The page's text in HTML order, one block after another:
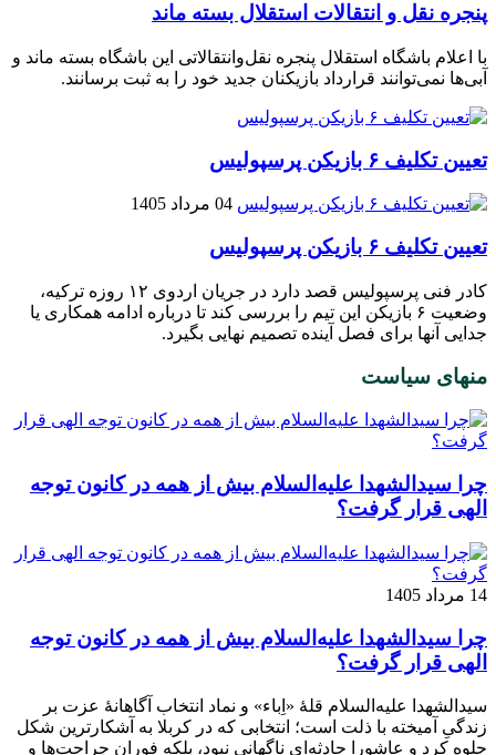
پنجره‌ نقل و انتقالات استقلال بسته ماند
با اعلام باشگاه استقلال پنجره نقل‌وانتقالاتی این باشگاه بسته ماند و
آبی‌ها نمی‌توانند قرارداد بازیکنان جدید خود را به ثبت برسانند.
تعیین تکلیف ۶ بازیکن پرسپولیس
04 مرداد 1405
تعیین تکلیف ۶ بازیکن پرسپولیس
کادر فنی پرسپولیس قصد دارد در جریان اردوی ۱۲ روزه ترکیه،
وضعیت ۶‌ بازیکن این تیم را بررسی کند تا درباره ادامه همکاری یا
جدایی آنها برای فصل آینده تصمیم نهایی بگیرد.
منهای سیاست
چرا سیدالشهدا علیه‌السلام بیش از همه در کانون توجه
الهی قرار گرفت؟
14 مرداد 1405
چرا سیدالشهدا علیه‌السلام بیش از همه در کانون توجه
الهی قرار گرفت؟
سیدالشهدا علیه‌السلام قلهٔ «اِباء» و نماد انتخاب آگاهانهٔ عزت بر
زندگیِ آمیخته با ذلت است؛ انتخابی که در کربلا به آشکارترین شکل
جلوه کرد و عاشورا حادثه‌ای ناگهانی نبود، بلکه فوران جراحت‌ها و